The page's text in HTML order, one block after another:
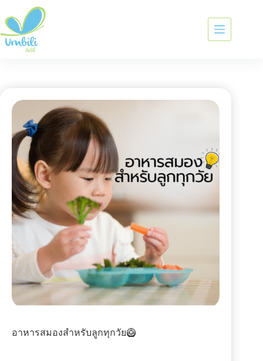
อาหารสมองสำหรับลูกทุกวัย🥝